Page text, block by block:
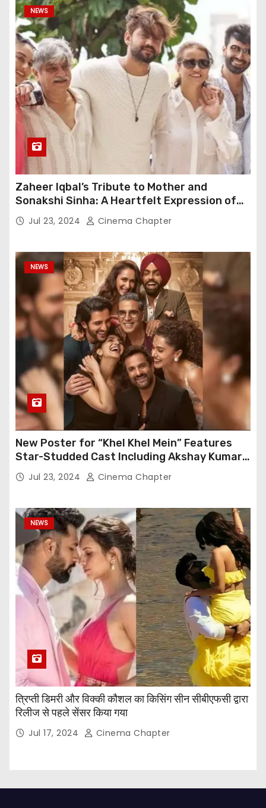
NEWS
Zaheer Iqbal’s Tribute to Mother and
Sonakshi Sinha: A Heartfelt Expression of
Gratitude
Jul 23, 2024 Cinema Chapter
NEWS
New Poster for “Khel Khel Mein” Features
Star-Studded Cast Including Akshay Kumar,
Taapsee Pannu, Fardeen Khan, and More
Jul 23, 2024 Cinema Chapter
NEWS
त्रिप्ती डिमरी और विक्की कौशल का किसिंग सीन सीबीएफसी द्वारा
रिलीज से पहले सेंसर किया गया
Jul 17, 2024 Cinema Chapter